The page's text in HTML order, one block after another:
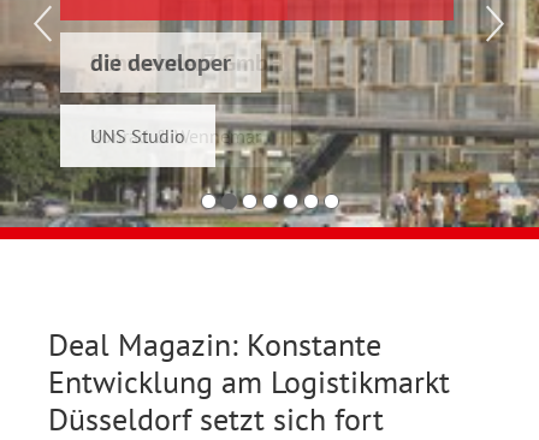
die developer
UNS Studio
Schwelmer7 GmbH
Konrad & Wennemar
Deal Magazin: Konstante
Entwicklung am Logistikmarkt
Düsseldorf setzt sich fort